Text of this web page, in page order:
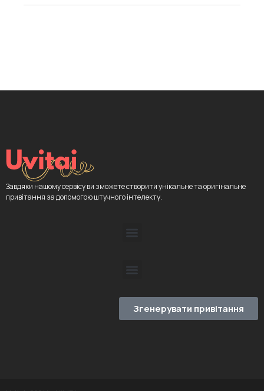
Завдяки нашому сервісу ви зможете створити унікальне та оригінальне
привітання за допомогою штучного інтелекту.
Згенерувати привітання